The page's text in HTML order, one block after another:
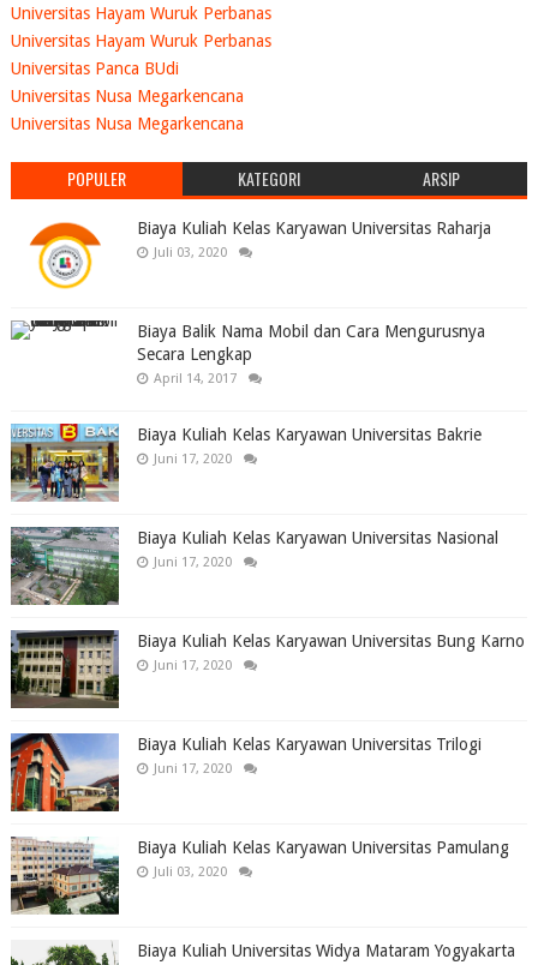
Universitas Hayam Wuruk Perbanas
Universitas Hayam Wuruk Perbanas
Universitas Panca BUdi
Universitas Nusa Megarkencana
Universitas Nusa Megarkencana
POPULER KATEGORI ARSIP
Biaya Kuliah Kelas Karyawan Universitas Raharja
Juli 03, 2020
Biaya Balik Nama Mobil dan Cara Mengurusnya
Secara Lengkap
April 14, 2017
Biaya Kuliah Kelas Karyawan Universitas Bakrie
Juni 17, 2020
Biaya Kuliah Kelas Karyawan Universitas Nasional
Juni 17, 2020
Biaya Kuliah Kelas Karyawan Universitas Bung Karno
Juni 17, 2020
Biaya Kuliah Kelas Karyawan Universitas Trilogi
Juni 17, 2020
Biaya Kuliah Kelas Karyawan Universitas Pamulang
Juli 03, 2020
Biaya Kuliah Universitas Widya Mataram Yogyakarta